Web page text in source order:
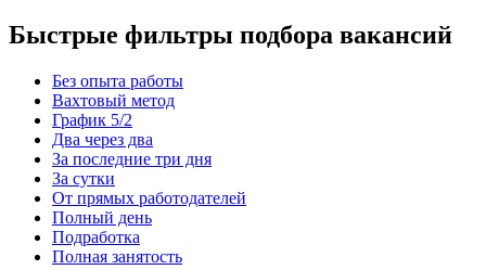
Быстрые фильтры подбора вакансий
Без опыта работы
Вахтовый метод
График 5/2
Два через два
За последние три дня
За сутки
От прямых работодателей
Полный день
Подработка
Полная занятость